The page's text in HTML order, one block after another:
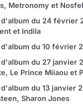
Metronomy et
du 24 février
et Indila
du 10 février
du 27 janvier
Le Prince Miiaou et
du 13 janvier
Sharon Jones